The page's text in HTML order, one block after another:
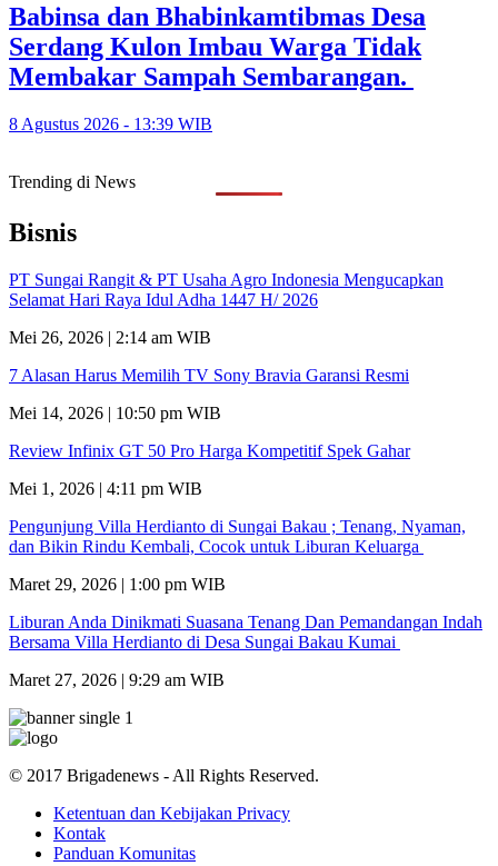
Babinsa dan Bhabinkamtibmas Desa
Serdang Kulon Imbau Warga Tidak
Membakar Sampah Sembarangan.
8 Agustus 2026 - 13:39 WIB
Trending di News
Bisnis
PT Sungai Rangit & PT Usaha Agro Indonesia Mengucapkan
Selamat Hari Raya Idul Adha 1447 H/ 2026
Mei 26, 2026 | 2:14 am WIB
7 Alasan Harus Memilih TV Sony Bravia Garansi Resmi
Mei 14, 2026 | 10:50 pm WIB
Review Infinix GT 50 Pro Harga Kompetitif Spek Gahar
Mei 1, 2026 | 4:11 pm WIB
Pengunjung Villa Herdianto di Sungai Bakau ; Tenang, Nyaman,
dan Bikin Rindu Kembali, Cocok untuk Liburan Keluarga
Maret 29, 2026 | 1:00 pm WIB
Liburan Anda Dinikmati Suasana Tenang Dan Pemandangan Indah
Bersama Villa Herdianto di Desa Sungai Bakau Kumai
Maret 27, 2026 | 9:29 am WIB
© 2017 Brigadenews - All Rights Reserved.
Ketentuan dan Kebijakan Privacy
Kontak
Panduan Komunitas